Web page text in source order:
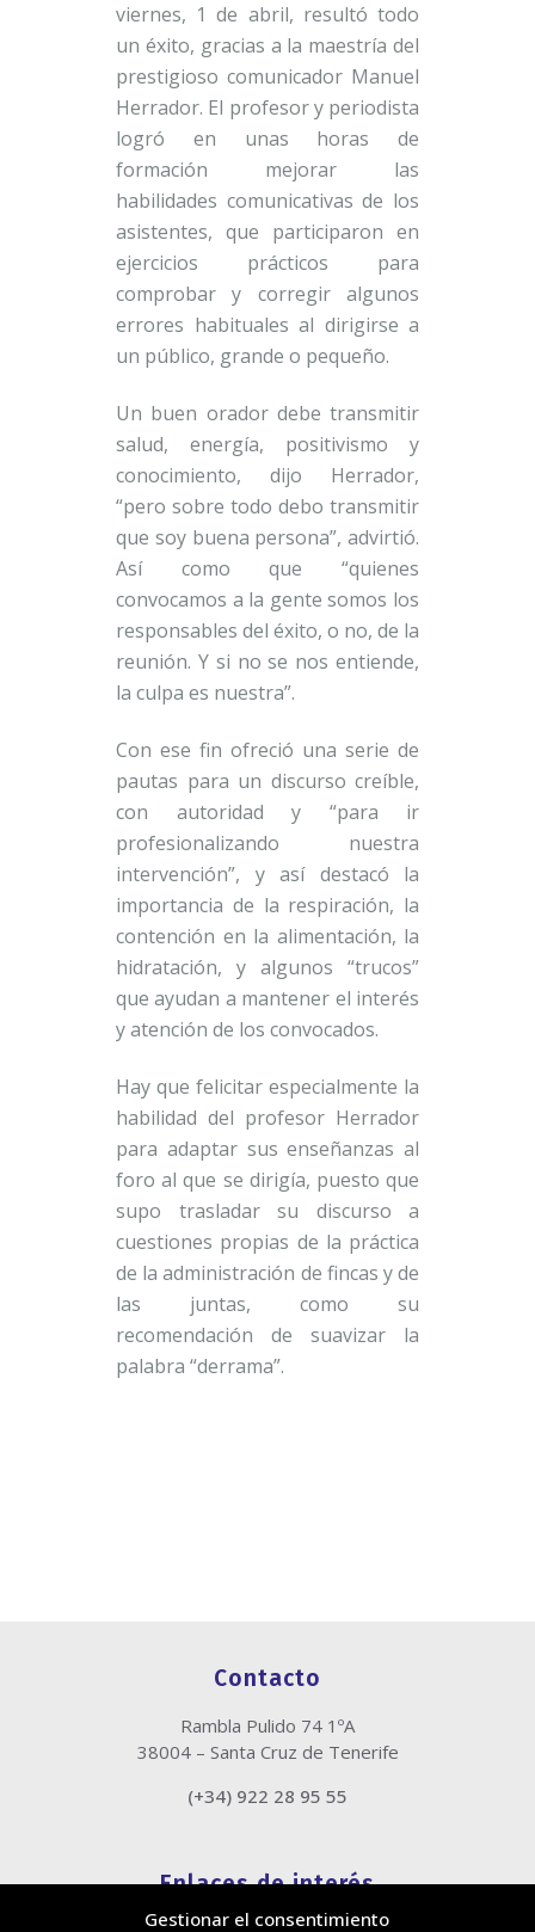
Gestionar el consentimiento
viernes, 1 de abril, resultó todo
un éxito, gracias a la maestría del
prestigioso comunicador Manuel
Herrador. El profesor y periodista
logró en unas horas de
formación mejorar las
habilidades comunicativas de los
asistentes, que participaron en
ejercicios prácticos para
comprobar y corregir algunos
errores habituales al dirigirse a
un público, grande o pequeño.
Un buen orador debe transmitir
salud, energía, positivismo y
conocimiento, dijo Herrador,
“pero sobre todo debo transmitir
que soy buena persona”, advirtió.
Así como que “quienes
convocamos a la gente somos los
responsables del éxito, o no, de la
reunión. Y si no se nos entiende,
la culpa es nuestra”.
Con ese fin ofreció una serie de
pautas para un discurso creíble,
con autoridad y “para ir
profesionalizando nuestra
intervención”, y así destacó la
importancia de la respiración, la
contención en la alimentación, la
hidratación, y algunos “trucos”
que ayudan a mantener el interés
y atención de los convocados.
Hay que felicitar especialmente la
habilidad del profesor Herrador
para adaptar sus enseñanzas al
foro al que se dirigía, puesto que
supo trasladar su discurso a
cuestiones propias de la práctica
de la administración de fincas y de
las juntas, como su
recomendación de suavizar la
palabra “derrama”.
Contacto
Rambla Pulido 74 1ºA
38004 – Santa Cruz de Tenerife
(+34) 922 28 95 55
Enlaces de interés